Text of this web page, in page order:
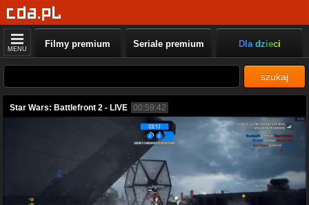
MENU Filmy premium Seriale premium Dla dzieci
szukaj
Star Wars: Battlefront 2 - LIVE 00:59:42